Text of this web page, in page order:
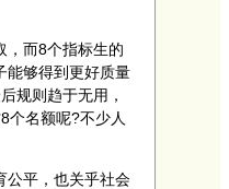
而8个指标生的
能够得到更好质量
规则趋于无用，
个名额呢?不少人
平，也关乎社会